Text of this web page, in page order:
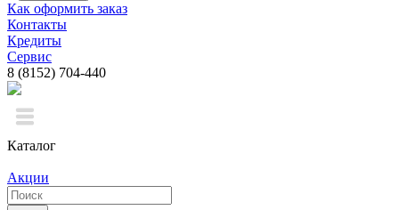
Как оформить заказ
Контакты
Кредиты
Сервис
8 (8152) 704-440
Каталог
Акции